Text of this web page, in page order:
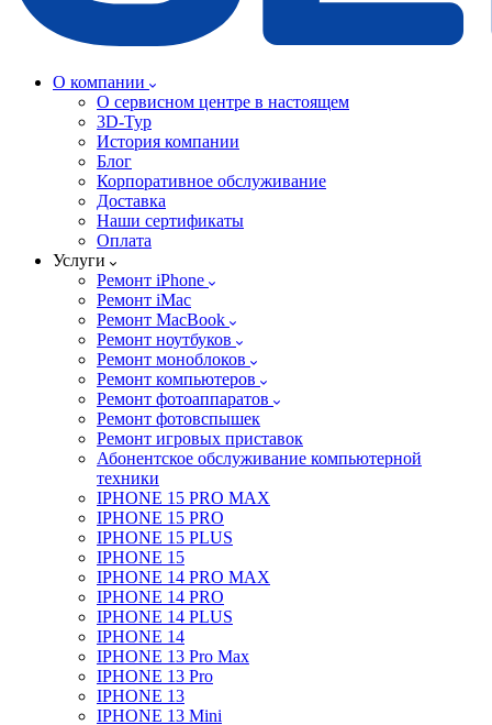
О компании
О сервисном центре в настоящем
3D-Тур
История компании
Блог
Корпоративное обслуживание
Доставка
Наши сертификаты
Оплата
Услуги
Ремонт iPhone
Ремонт iMac
Ремонт MacBook
Ремонт ноутбуков
Ремонт моноблоков
Ремонт компьютеров
Ремонт фотоаппаратов
Ремонт фотовспышек
Ремонт игровых приставок
Абонентское обслуживание компьютерной
техники
IPHONE 15 PRO MAX
IPHONE 15 PRO
IPHONE 15 PLUS
IPHONE 15
IPHONE 14 PRO MAX
IPHONE 14 PRO
IPHONE 14 PLUS
IPHONE 14
IPHONE 13 Pro Max
IPHONE 13 Pro
IPHONE 13
IPHONE 13 Mini